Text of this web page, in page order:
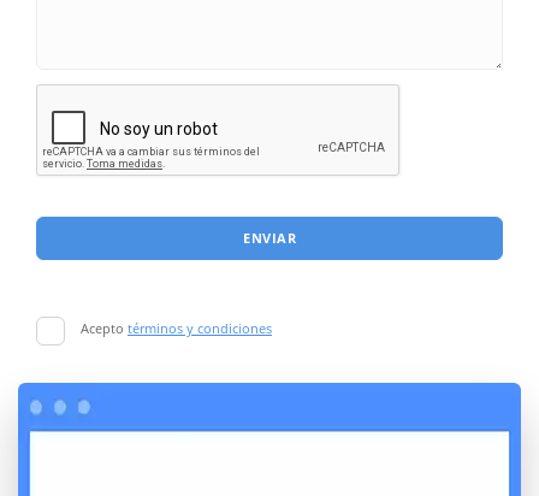
ENVIAR
Acepto términos y condiciones